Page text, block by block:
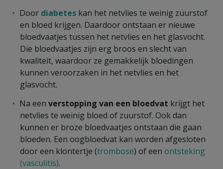
Door diabetes kan het netvlies te weinig zuurstof
en bloed krijgen. Daardoor ontstaan er nieuwe
bloedvaatjes tussen het netvlies en het glasvocht.
Die bloedvaatjes zijn erg broos en slecht van
kwaliteit, waardoor ze gemakkelijk bloedingen
kunnen veroorzaken in het netvlies en het
glasvocht.
Na een verstopping van een bloedvat krijgt het
netvlies te weinig bloed of zuurstof. Ook dan
kunnen er broze bloedvaatjes ontstaan die gaan
bloeden. Een oogbloedvat kan worden afgesloten
door een klontertje (trombose) of een ontsteking
(vasculitis).